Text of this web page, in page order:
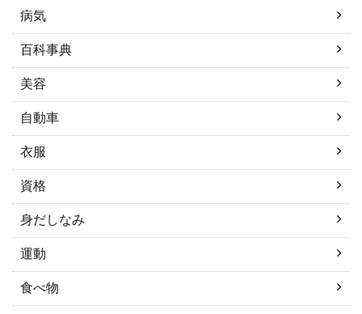
病気
百科事典
美容
自動車
衣服
資格
身だしなみ
運動
食べ物